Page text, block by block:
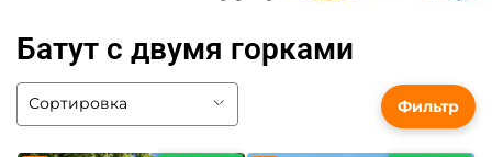
Батут с двумя горками
Фильтр